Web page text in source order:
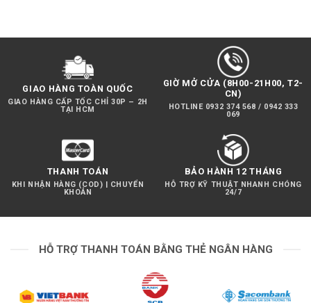
GIAO HÀNG TOÀN QUỐC
GIAO HÀNG CẤP TỐC CHỈ 30P – 2H
TẠI HCM
GIỜ MỞ CỬA (8H00-21H00, T2-
CN)
HOTLINE 0932 374 568 / 0942 333
069
THANH TOÁN
KHI NHẬN HÀNG (COD) | CHUYỂN
KHOẢN
BẢO HÀNH 12 THÁNG
HỖ TRỢ KỸ THUẬT NHANH CHÓNG
24/7
HỖ TRỢ THANH TOÁN BẰNG THẺ NGÂN HÀNG